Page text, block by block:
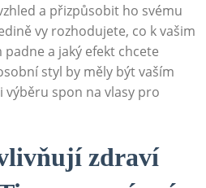
a přizpůsobit ho svému
vy rozhodujete, co k vašim
a jaký efekt chcete
styl by měly být vaším
spon na ⁤vlasy pro
⁢zdraví